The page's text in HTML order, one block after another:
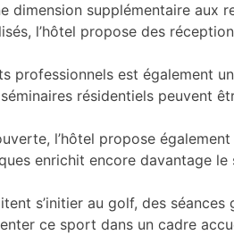
dimension supplémentaire aux
l’hôtel propose des
professionnels est également
résidentiels peuvent
l’hôtel propose
enrichit encore davantage le
s’initier au golf, des
ce sport dans un cadre